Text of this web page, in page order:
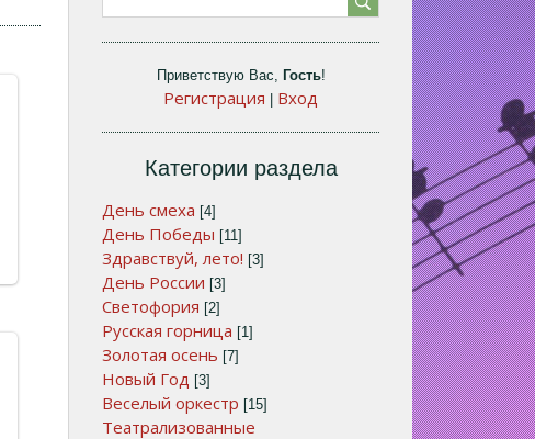
Приветствую Вас, Гость!
Регистрация Вход
Категории раздела
День смеха [4]
День Победы [11]
Здравствуй, лето! [3]
День России [3]
Светофория [2]
Русская горница [1]
Золотая осень [7]
Новый Год [3]
Веселый оркестр [15]
Театрализованные